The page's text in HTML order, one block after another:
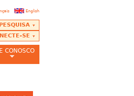
English
PESQUISA
SE
CONOSCO